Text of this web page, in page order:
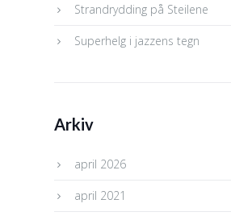
Strandrydding på Steilene
Superhelg i jazzens tegn
Arkiv
april 2026
april 2021